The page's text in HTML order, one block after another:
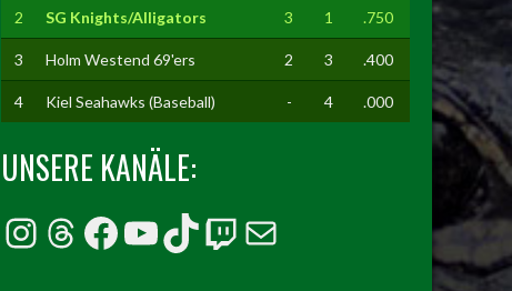
2 SG Knights/Alligators 3 1 .750
3 Holm Westend 69'ers 2 3 .400
4 Kiel Seahawks (Baseball) - 4 .000
UNSERE KANÄLE:
Instagram
Threads
Facebook
YouTube
TikTok
Twitch
E-Mail